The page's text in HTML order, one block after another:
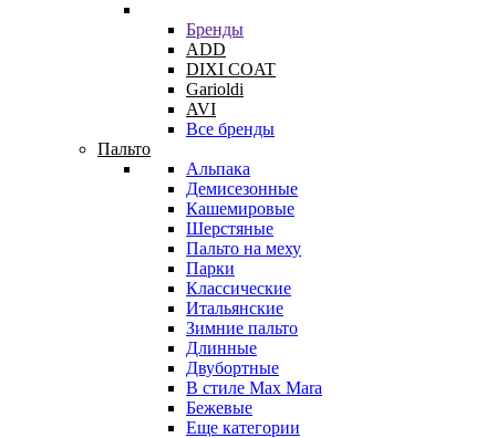
Бренды
ADD
DIXI COAT
Garioldi
AVI
Все бренды
Пальто
Альпака
Демисезонные
Кашемировые
Шерстяные
Пальто на меху
Парки
Классические
Итальянские
Зимние пальто
Длинные
Двубортные
В стиле Max Mara
Бежевые
Еще категории